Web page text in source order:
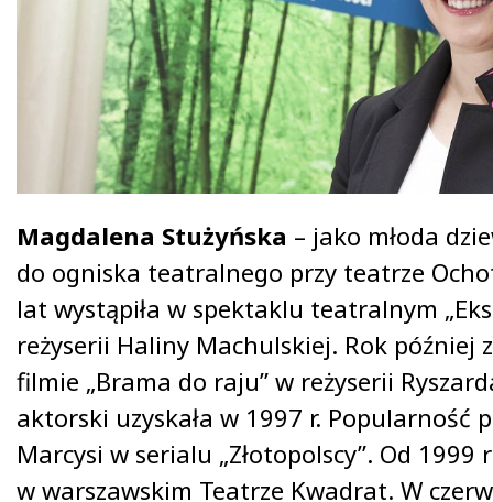
Magdalena Stużyńska – jako młoda
do ogniska teatralnego przy teatrze
lat wystąpiła w spektaklu teatralnym
reżyserii Haliny Machulskiej. Rok później
filmie „Brama do raju” w reżyserii
aktorski uzyskała w 1997 r. Popularność
Marcysi w serialu „Złotopolscy”. Od
w warszawskim Teatrze Kwadrat. W